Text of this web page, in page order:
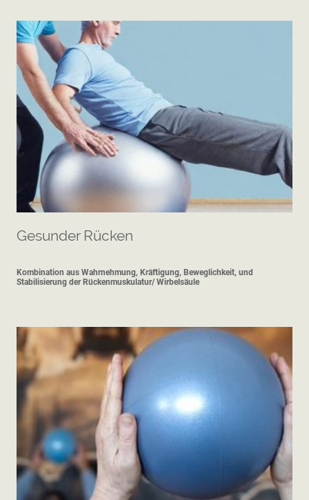
Gesunder Rücken
Kombination aus Wahrnehmung, Kräftigung, Beweglichkeit, und
Stabilisierung der Rückenmuskulatur/ Wirbelsäule